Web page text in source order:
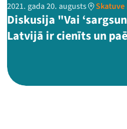
2021. gada 20. augusts Skatuve
Diskusija "Vai
Latvijā ir cienīts un